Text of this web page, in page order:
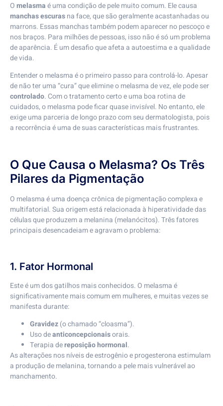
Omelasmaé uma condição de pele muito comum. Ele causa
manchas escurasna face, que são geralmente acastanhadas ou
marrons. Essas manchas também podem aparecer no pescoço e
nos braços. Para milhões de pessoas, isso não é só um problema
de aparência. É um desafio que afeta a autoestima e a qualidade
de vida.
Entender o melasma é o primeiro passo para controlá-lo. Apesar
de não ter uma “cura” que elimine o melasma de vez, ele pode ser
controlado. Com o tratamento certo e uma boa rotina de
cuidados, o melasma pode ficar quase invisível. No entanto, ele
exige uma parceria de longo prazo com seu dermatologista, pois
a recorrência é uma de suas características mais frustrantes.
O Que Causa o Melasma? Os Três
Pilares da Pigmentação
O melasma é uma doença crônica de pigmentação complexa e
multifatorial. Sua origem está relacionada à hiperatividade das
células que produzem a melanina (melanócitos). Três fatores
principais desencadeiam e agravam o problema:
1. Fator Hormonal
Este é um dos gatilhos mais conhecidos. O melasma é
significativamente mais comum em mulheres, e muitas vezes se
manifesta durante:
Gravidez(o chamado “cloasma”).
Uso deanticoncepcionaisorais.
Terapia dereposição hormonal.
As alterações nos níveis de estrogênio e progesterona estimulam
a produção de melanina, tornando a pele mais vulnerável ao
manchamento.